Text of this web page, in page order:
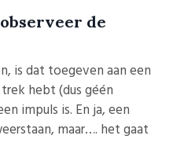
de
is dat toegeven aan een
hebt (dus géén
impuls is. En ja, een
maar…. het gaat